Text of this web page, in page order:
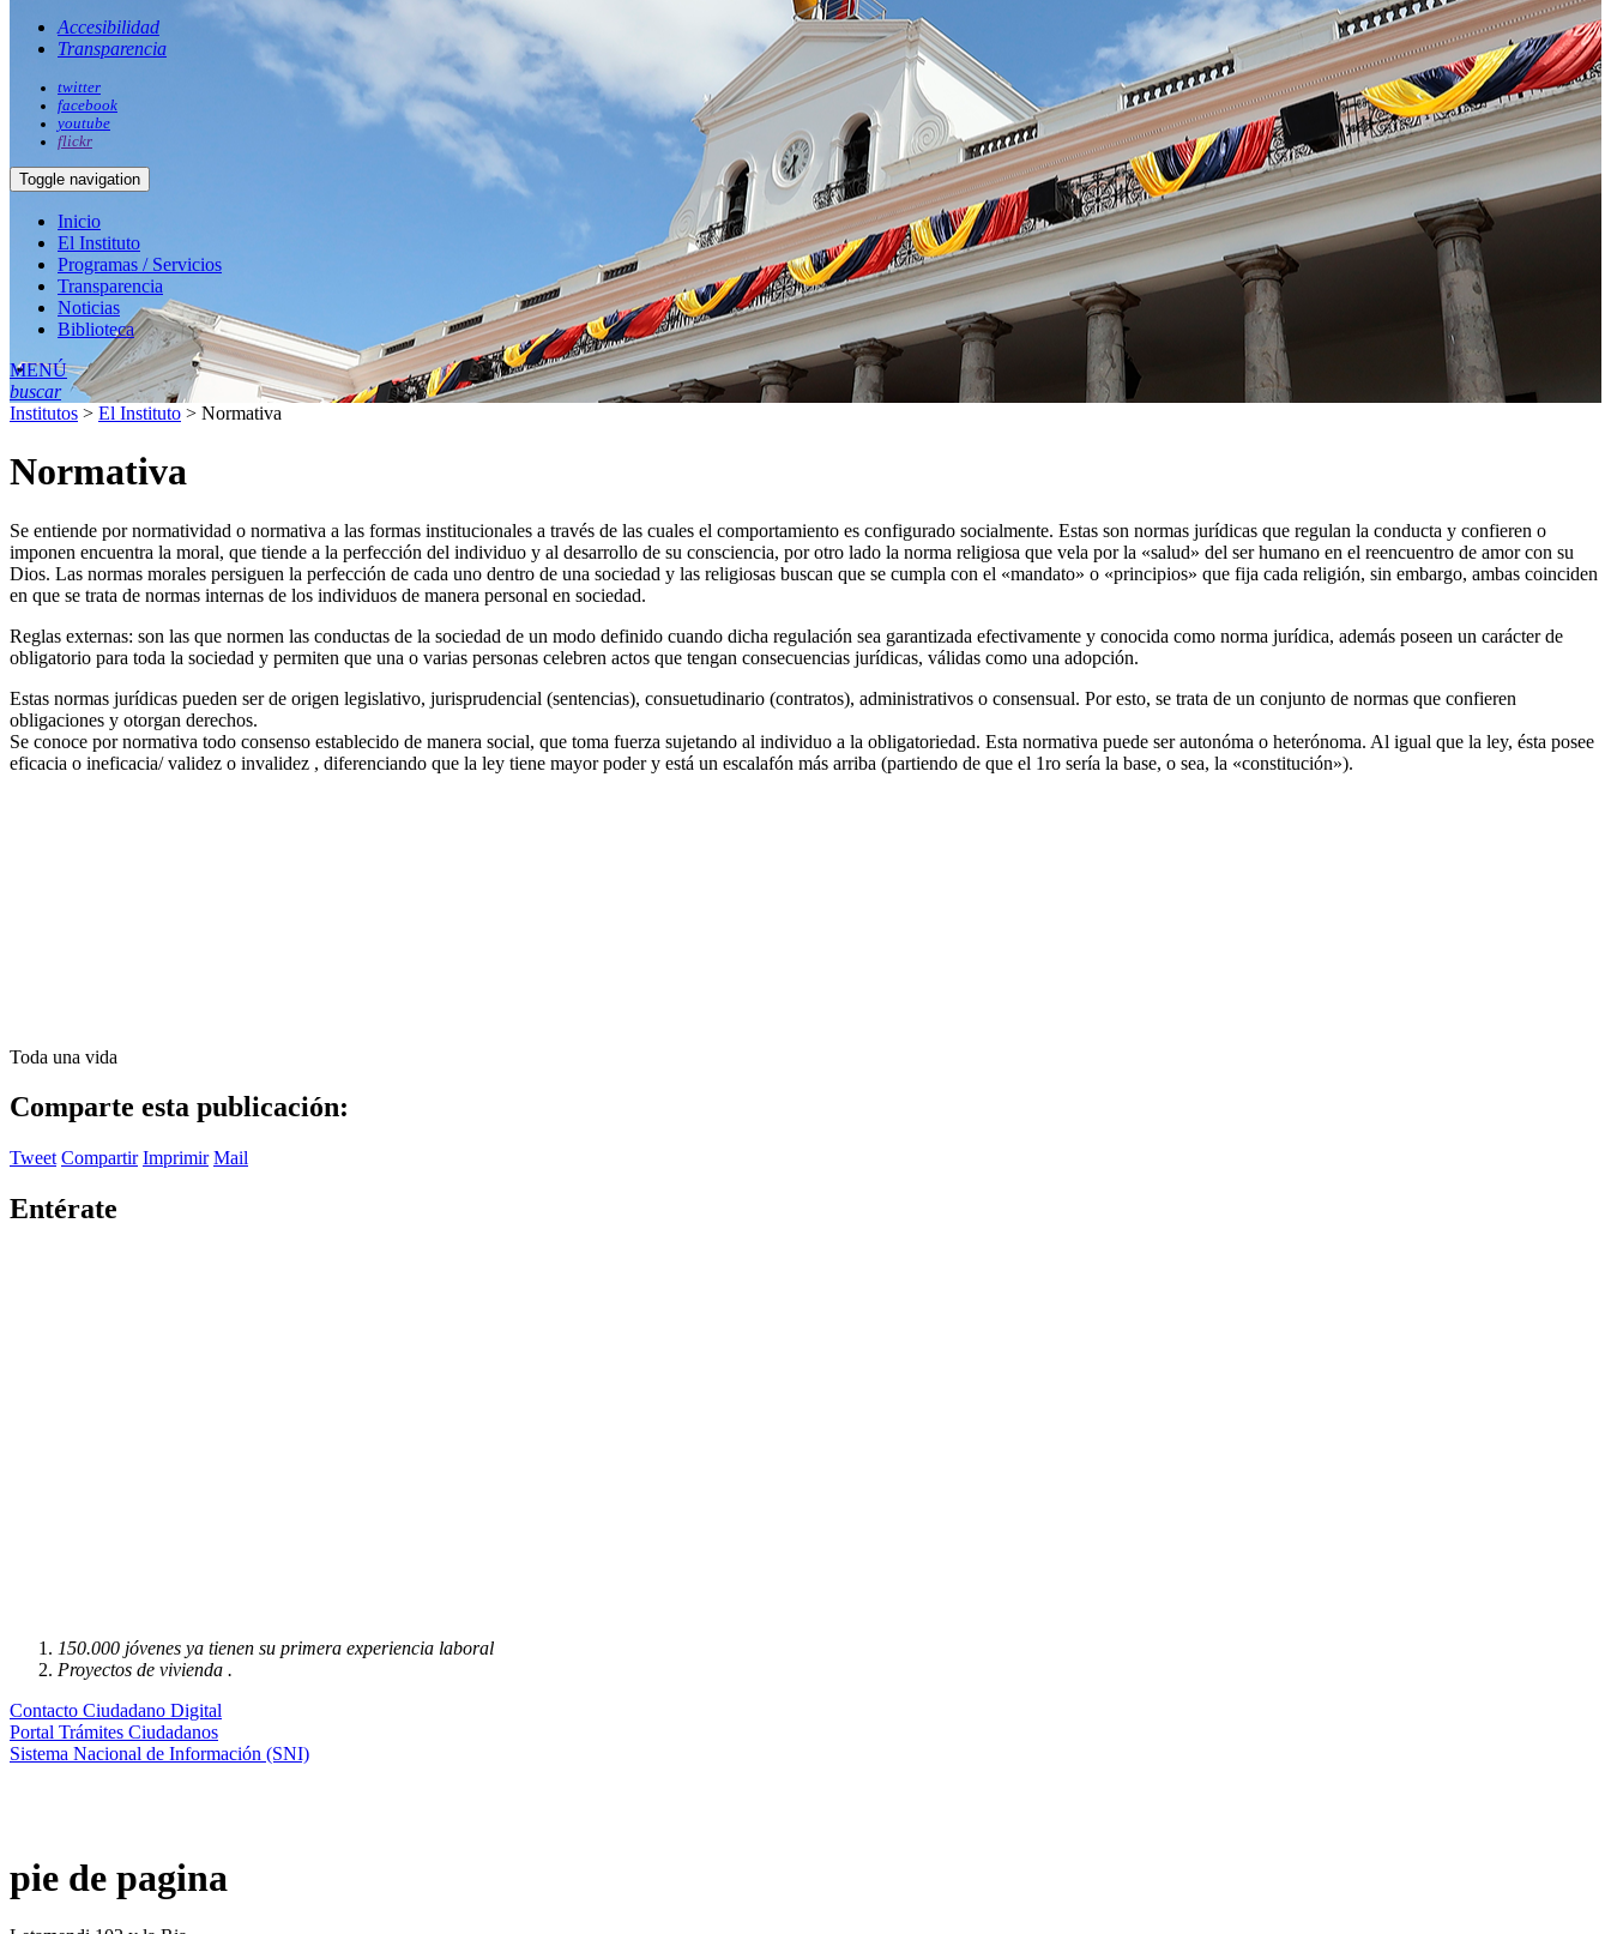
Accesibilidad
Transparencia
twitter
facebook
youtube
flickr
Toggle navigation
Inicio
El Instituto
Programas / Servicios
Transparencia
Noticias
Biblioteca
MENÚ
buscar
Institutos > El Instituto > Normativa
Normativa
Se entiende por normatividad o normativa a las formas institucionales a través de las cuales el comportamiento es configurado socialmente. Estas son normas jurídicas que regulan la conducta y confieren o
imponen encuentra la moral, que tiende a la perfección del individuo y al desarrollo de su consciencia, por otro lado la norma religiosa que vela por la «salud» del ser humano en el reencuentro de amor con su
Dios. Las normas morales persiguen la perfección de cada uno dentro de una sociedad y las religiosas buscan que se cumpla con el «mandato» o «principios» que fija cada religión, sin embargo, ambas coinciden
en que se trata de normas internas de los individuos de manera personal en sociedad.
Reglas externas: son las que normen las conductas de la sociedad de un modo definido cuando dicha regulación sea garantizada efectivamente y conocida como norma jurídica, además poseen un carácter de
obligatorio para toda la sociedad y permiten que una o varias personas celebren actos que tengan consecuencias jurídicas, válidas como una adopción.
Estas normas jurídicas pueden ser de origen legislativo, jurisprudencial (sentencias), consuetudinario (contratos), administrativos o consensual. Por esto, se trata de un conjunto de normas que confieren
obligaciones y otorgan derechos.
Se conoce por normativa todo consenso establecido de manera social, que toma fuerza sujetando al individuo a la obligatoriedad. Esta normativa puede ser autonóma o heterónoma. Al igual que la ley, ésta posee
eficacia o ineficacia/ validez o invalidez , diferenciando que la ley tiene mayor poder y está un escalafón más arriba (partiendo de que el 1ro sería la base, o sea, la «constitución»).
Toda una vida
Comparte esta publicación:
Tweet Compartir Imprimir Mail
Entérate
150.000 jóvenes ya tienen su primera experiencia laboral
Proyectos de vivienda .
Contacto Ciudadano Digital
Portal Trámites Ciudadanos
Sistema Nacional de Información (SNI)
pie de pagina